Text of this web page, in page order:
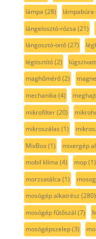
lámpa (28) lámpabúra
lángelosztó-rózsa (21)
lángosztó-tető(27)
légtisztító(2)
maghőmérő(2)
mechanika (4)
mikrofilter(20)
mikroszálas (1)
MixBox(1) mixergép
mobil klíma (4) mop(1)
morzsatálca (1)
mosógép alkatrész (280)
mosógép fűtőszál (7)
mosógépszelep(3)